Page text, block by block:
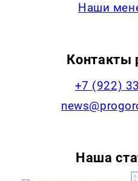
Наши
Контакты
+7 (922)
Наша